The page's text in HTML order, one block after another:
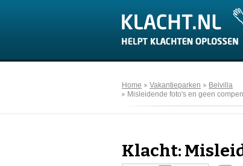
Home Vakantieparken
Belvilla
Misleidende foto's en geen
Klacht: